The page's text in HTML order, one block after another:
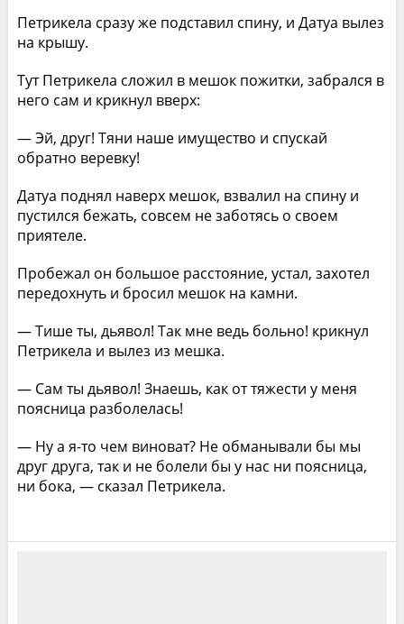
Петрикела сразу же подставил спину, и Датуа вылез
на крышу.
Тут Петрикела сложил в мешок пожитки, забрался в
него сам и крикнул вверх:
— Эй, друг! Тяни наше имущество и спускай
обратно веревку!
Датуа поднял наверх мешок, взвалил на спину и
пустился бежать, совсем не заботясь о своем
приятеле.
Пробежал он большое расстояние, устал, захотел
передохнуть и бросил мешок на камни.
— Тише ты, дьявол! Так мне ведь больно! крикнул
Петрикела и вылез из мешка.
— Сам ты дьявол! Знаешь, как от тяжести у меня
поясница разболелась!
— Ну а я-то чем виноват? Не обманывали бы мы
друг друга, так и не болели бы у нас ни поясница,
ни бока, — сказал Петрикела.